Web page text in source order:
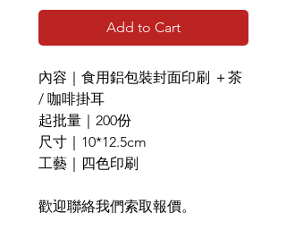
Add to Cart
內容｜食用鋁包裝封面印刷 ＋茶
/ 咖啡掛耳
起批量｜200份
尺寸｜10*12.5cm
工藝｜四色印刷
歡迎聯絡我們索取報價。